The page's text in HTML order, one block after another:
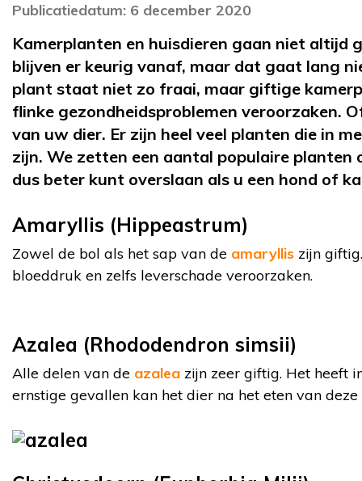
Publicatiedatum: 6 december 2020
Kamerplanten en huisdieren gaan niet altijd
blijven er keurig vanaf, maar dat gaat lang
plant staat niet zo fraai, maar giftige
flinke gezondheidsproblemen veroorzaken.
van uw dier. Er zijn heel veel planten die in
zijn. We zetten een aantal populaire planten
dus beter kunt overslaan als u een hond of
Amaryllis (Hippeastrum)
Zowel de bol als het sap van de amaryllis zijn
bloeddruk en zelfs leverschade veroorzaken.
Azalea (Rhododendron simsii)
Alle delen van de azalea zijn zeer giftig. Het heeft
ernstige gevallen kan het dier na het eten van